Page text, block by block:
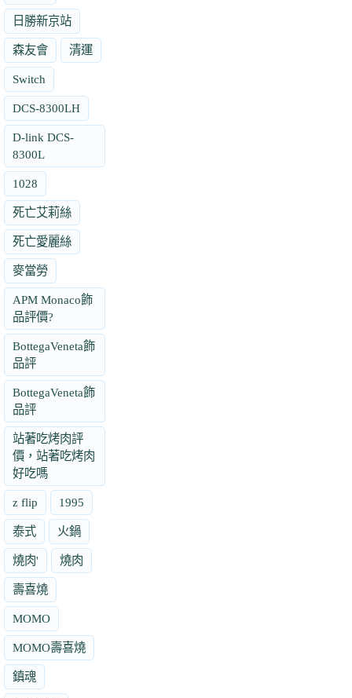
日勝新京站
森友會 清運
Switch
DCS-8300LH
D-link DCS-
8300L
1028
死亡艾莉絲
死亡愛麗絲
麥當勞
APM Monaco飾
品評價?
BottegaVeneta飾
品評
BottegaVeneta飾
品評
站著吃烤肉評
價，站著吃烤肉
好吃嗎
z flip 1995
泰式 火鍋
燒肉' 燒肉
壽喜燒
MOMO
MOMO壽喜燒
鎮魂